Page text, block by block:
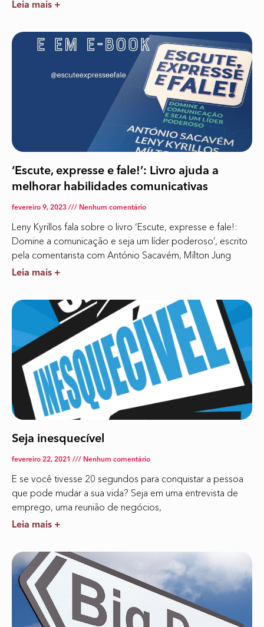
Leia mais +
‘Escute, expresse e fale!’: Livro ajuda a
melhorar habilidades comunicativas
fevereiro 9, 2023 Nenhum comentário
Leny Kyrillos fala sobre o livro ‘Escute, expresse e fale!:
Domine a comunicação e seja um líder poderoso’, escrito
pela comentarista com António Sacavém, Mílton Jung
Leia mais +
Seja inesquecível
fevereiro 22, 2021 Nenhum comentário
E se você tivesse 20 segundos para conquistar a pessoa
que pode mudar a sua vida? Seja em uma entrevista de
emprego, uma reunião de negócios,
Leia mais +